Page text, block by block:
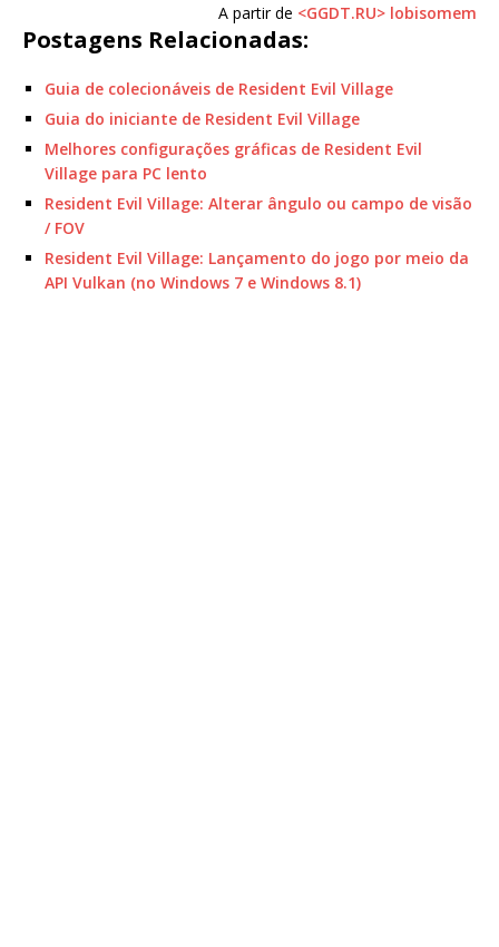
A partir de <GGDT.RU> lobisomem
Postagens Relacionadas:
Guia de colecionáveis ​​de Resident Evil Village
Guia do iniciante de Resident Evil Village
Melhores configurações gráficas de Resident Evil
Village para PC lento
Resident Evil Village: Alterar ângulo ou campo de visão
/ FOV
Resident Evil Village: Lançamento do jogo por meio da
API Vulkan (no Windows 7 e Windows 8.1)